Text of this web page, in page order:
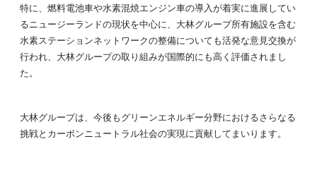
特に、燃料電池車や水素混焼エンジン車の導入が着実に進展してい
るニュージーランドの現状を中心に、大林グループ所有施設を含む
水素ステーションネットワークの整備についても活発な意見交換が
行われ、大林グループの取り組みが国際的にも高く評価されまし
た。
大林グループは、今後もグリーンエネルギー分野におけるさらなる
挑戦とカーボンニュートラル社会の実現に貢献してまいります。